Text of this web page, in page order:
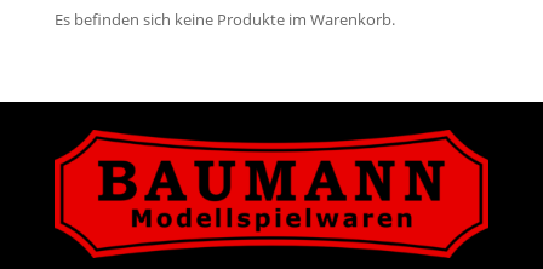
Es befinden sich keine Produkte im Warenkorb.